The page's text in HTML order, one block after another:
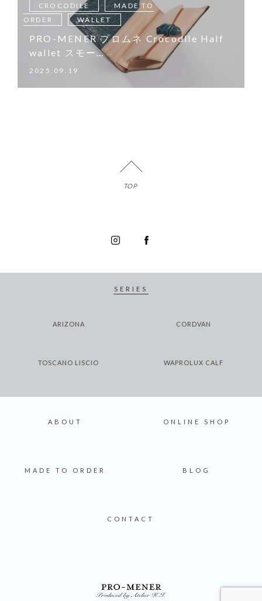
CROCODILE
MADE TO
ORDER
WALLET
PRO-MENER プロムネ Crocodile Half
wallet スモー…
2025.09.19
TOP
SERIES
ARIZONA CORDVAN
TOSCANO LISCIO WAPROLUX CALF
ABOUT ONLINE SHOP
MADE TO ORDER BLOG
CONTACT